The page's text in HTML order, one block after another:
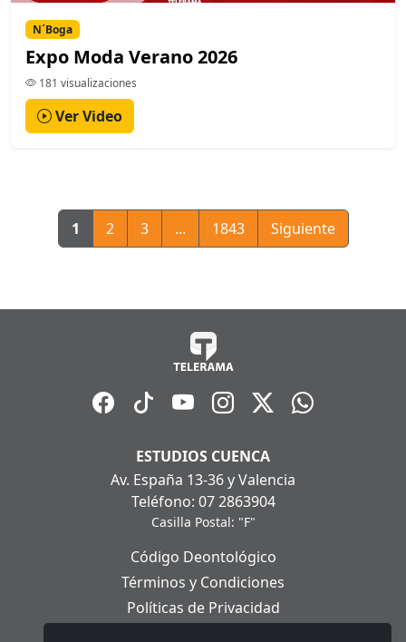
N´Boga
Expo Moda Verano 2026
181 visualizaciones
Ver Video
1 2 3 ... 1843 Siguiente
ESTUDIOS CUENCA
Av. España 13-36 y Valencia
Teléfono: 07 2863904
Casilla Postal: "F"
Código Deontológico
Términos y Condiciones
Políticas de Privacidad